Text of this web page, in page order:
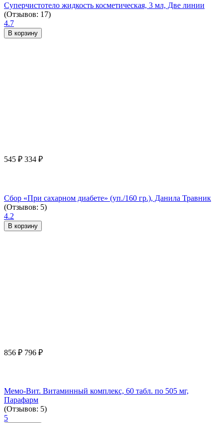
Суперчистотело жидкость косметическая, 3 мл, Две линии
(Отзывов: 17)
4.7
В корзину
545 ₽ 334 ₽
Сбор «При сахарном диабете» (уп./160 гр.), Данила Травник
(Отзывов: 5)
4.2
В корзину
856 ₽ 796 ₽
Мемо-Вит. Витаминный комплекс, 60 табл. по 505 мг,
Парафарм
(Отзывов: 5)
5